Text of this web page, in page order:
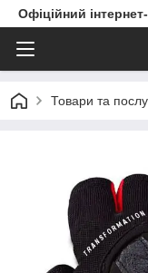
Офіційний
Товари та